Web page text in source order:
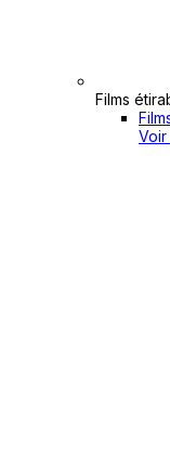
Films